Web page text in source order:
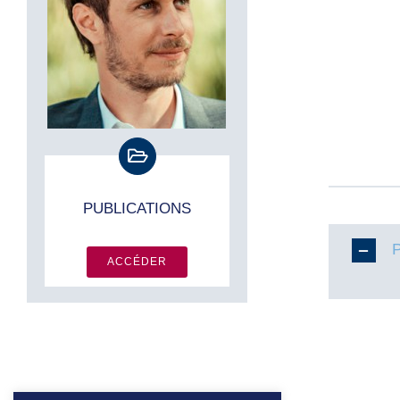
PUBLICATIONS
ACCÉDER